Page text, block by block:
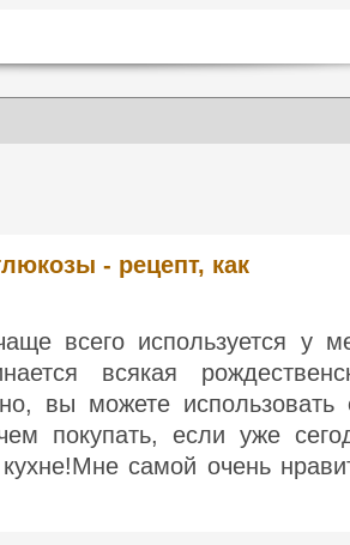
- рецепт, как
всего используется у
всякая
вы можете использовать
покупать, если уже
самой очень